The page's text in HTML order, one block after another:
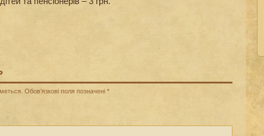
Обов’язкові поля позначені *